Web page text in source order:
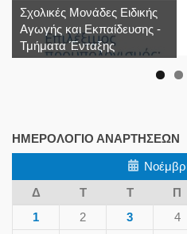
Σχολικές Μονάδες Ειδικής
Αγωγής και Εκπαίδευσης -
Τμήματα Ένταξης
ΗΜΕΡΟΛΌΓΙΟ ΑΝΑΡΤΉΣΕΩΝ
Δ
Τ Τ Π
1
2 3 4